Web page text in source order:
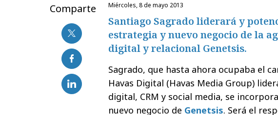
Comparte miércoles, 8 de mayo 2013
Santiago Sagrado liderará y
estrategia y nuevo negocio de la
digital y relacional Genetsis.
Sagrado, que hasta ahora ocupaba el
Havas Digital (Havas Media Group)
digital, CRM y social media, se
nuevo negocio de Genetsis. Será el